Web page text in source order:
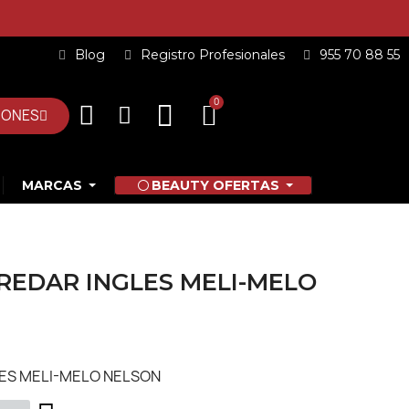
Blog Registro Profesionales 955 70 88 55
MARCAS BEAUTY OFERTAS
INGLES MELI-MELO
MELI-MELO NELSON